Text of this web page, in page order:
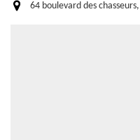
64 boulevard des